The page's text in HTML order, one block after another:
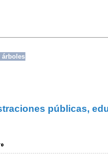
árboles
públicas,